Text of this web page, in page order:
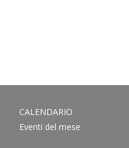
CALENDARIO
Eventi del mese